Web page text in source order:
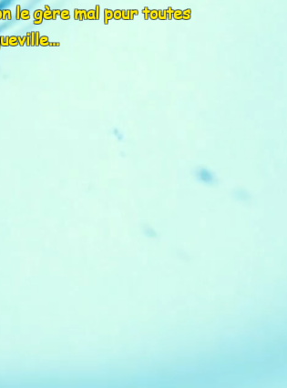
le gère mal pour toutes